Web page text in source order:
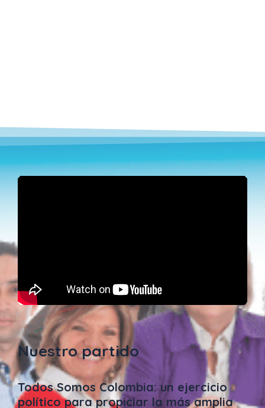
Nuestro partido
Todos Somos Colombia: un ejercicio
político para propiciar la más amplia